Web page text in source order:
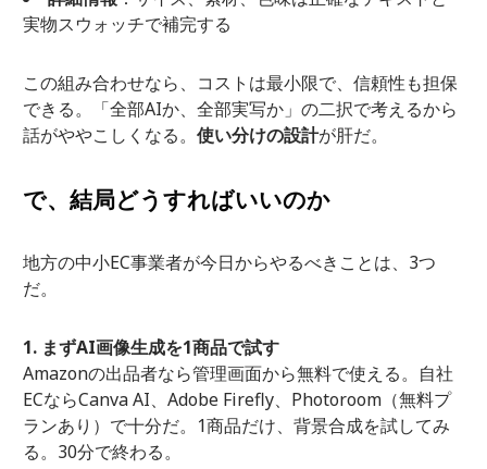
実物スウォッチで補完する
この組み合わせなら、コストは最小限で、信頼性も担保
できる。「全部AIか、全部実写か」の二択で考えるから
話がややこしくなる。 使い分けの設計が肝だ。
で、結局どうすればいいのか
地方の中小EC事業者が今日からやるべきことは、3つ
だ。
1. まずAI画像生成を1商品で試す
Amazonの出品者なら管理画面から無料で使える。自社
ECならCanva AI、Adobe Firefly、Photoroom（無料プ
ランあり）で十分だ。1商品だけ、背景合成を試してみ
る。30分で終わる。